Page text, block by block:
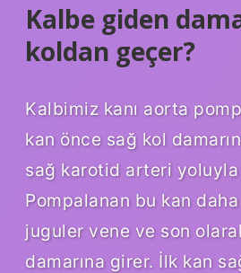
Kalbe giden
koldan geçer?
Kalbimiz kanı aorta
kan önce sağ kol
sağ karotid arteri
Pompalanan bu kan
juguler vene ve son
damarına girer. İlk kan